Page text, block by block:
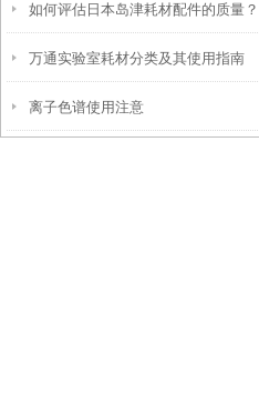
用
如何评估日本岛津耗材配件的质量？
有哪些关键指标？
万通实验室耗材分类及其使用指南
离子色谱使用注意